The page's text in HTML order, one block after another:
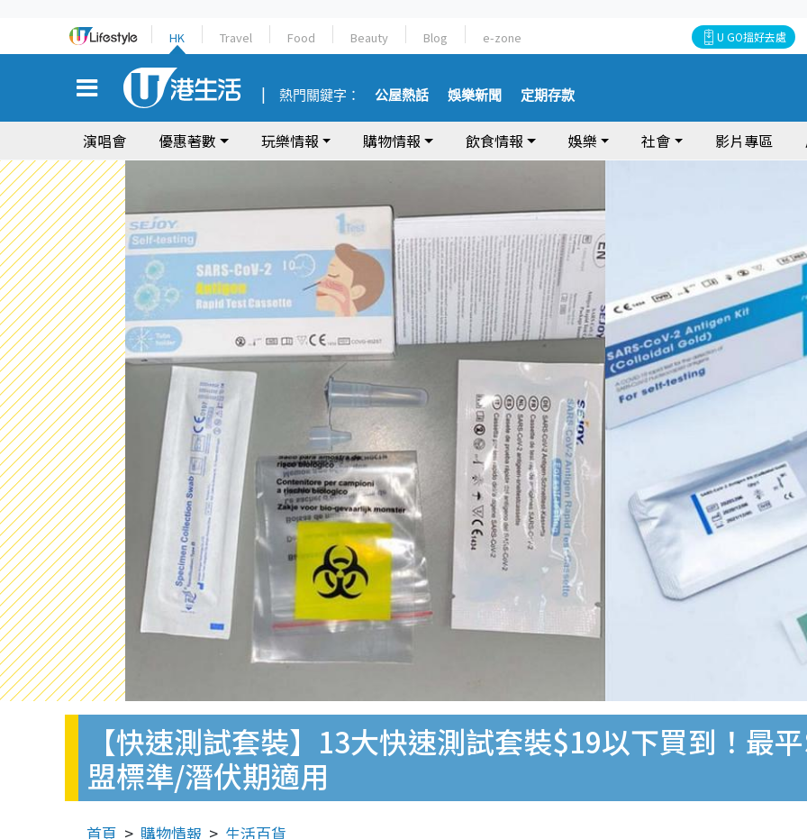
HK Travel Food Beauty Blog e-zone U GO搵好去處
熱門關鍵字： 公屋熱話 娛樂新聞 定期存款
演唱會 優惠著數 玩樂情報 購物情報 飲食情報 娛樂 社會 影片專區
【快速測試套裝】13大快速測試套裝$19以下買到！最
盟標準/潛伏期適用
首頁 購物情報 生活百貨